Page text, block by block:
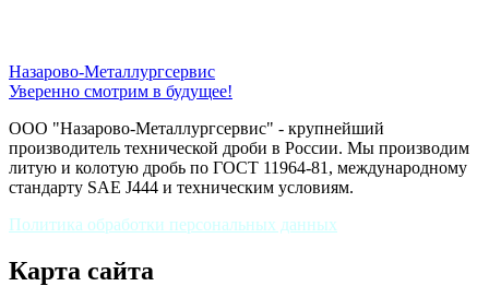
Назарово-Металлургсервис
Уверенно смотрим в будущее!
ООО "Назарово-Металлургсервис" - крупнейший
производитель технической дроби в России. Мы производим
литую и колотую дробь по ГОСТ 11964-81, международному
стандарту SAE J444 и техническим условиям.
Политика обработки персональных данных
Карта сайта